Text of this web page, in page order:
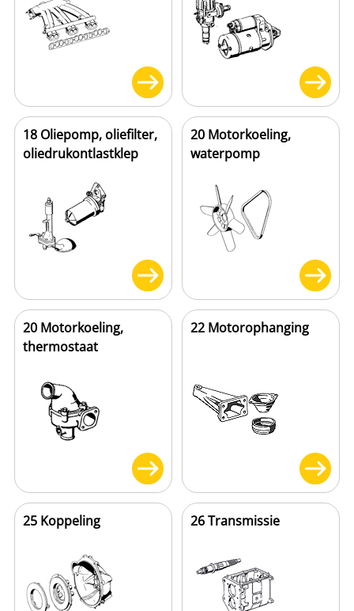
18 Oliepomp, oliefilter,
oliedrukontlastklep
20 Motorkoeling,
waterpomp
20 Motorkoeling,
thermostaat
22 Motorophanging
25 Koppeling 26 Transmissie